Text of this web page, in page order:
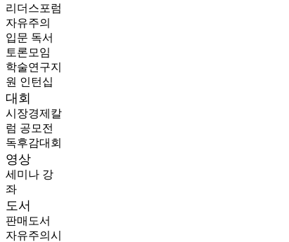
리더스포럼
자유주의
입문 독서
토론모임
학술연구지
원 인턴십
대회
시장경제칼
럼 공모전
독후감대회
영상
세미나 강
좌
도서
판매도서
자유주의시